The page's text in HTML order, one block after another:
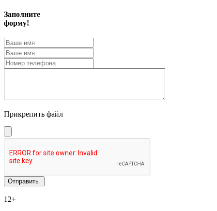
Заполните
форму!
Прикрепить файл
12+